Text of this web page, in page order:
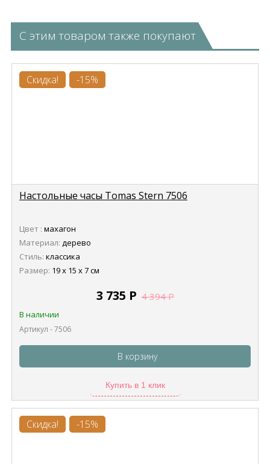
С этим товаром также покупают
Скидка! -15%
Настольные часы Tomas Stern 7506
Цвет : махагон
Материал: дерево
Стиль: классика
Размер: 19 х 15 х 7 см
3 735 Р 4 394Р
В наличии
Артикул - 7506
В корзину
Купить в 1 клик
Скидка! -15%